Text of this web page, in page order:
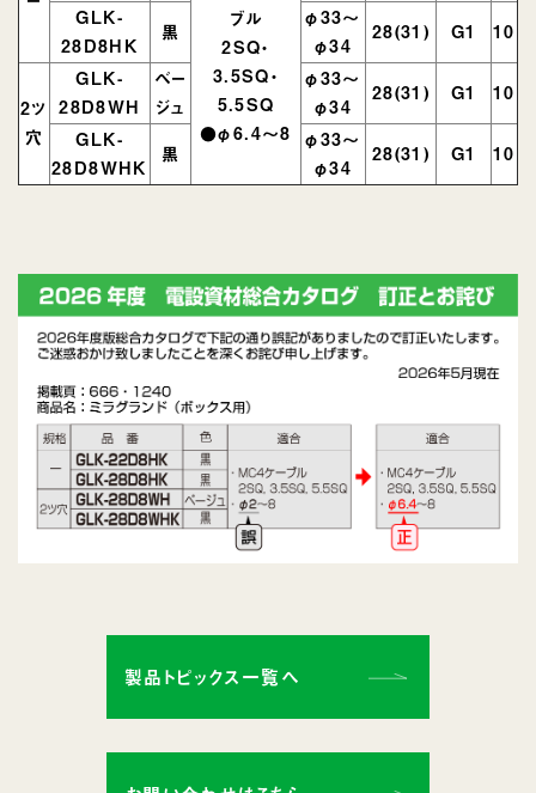
ブル
2SQ・
3.5SQ・
5.5SQ
●φ6.4～8
GLK-
28D8HK
黒
φ33～
φ34
28(31) G1 10
2ツ
穴
GLK-
28D8WH
ベー
ジュ
φ33～
φ34
28(31) G1
10
GLK-
28D8WHK
黒
φ33～
φ34
28(31) G1 10
製品トピックス一覧へ